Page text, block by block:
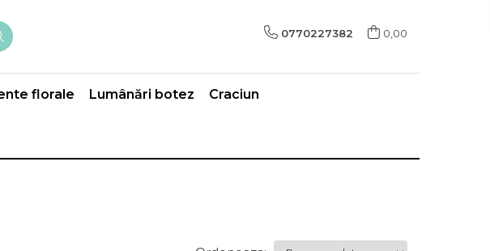
0770227382 0,00
florale Lumânări botez Craciun